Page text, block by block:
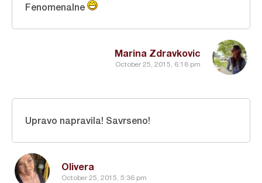
Marina Zdravkovic
October 25, 2015, 6:18 pm
Fenomenalne
Olivera
October 25, 2015, 5:36 pm
Upravo napravila! Savrseno!